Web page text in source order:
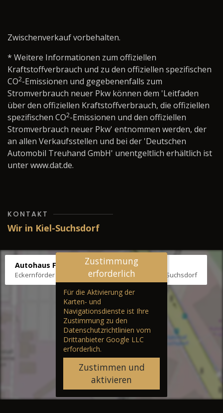
Zwischenverkauf vorbehalten.
* Weitere Informationen zum offiziellen
Kraftstoffverbrauch und zu den offiziellen spezifischen
CO2-Emissionen und gegebenenfalls zum
Stromverbrauch neuer Pkw können dem 'Leitfaden
über den offiziellen Kraftstoffverbrauch, die offiziellen
spezifischen CO2-Emissionen und den offiziellen
Stromverbrauch neuer Pkw' entnommen werden, der
an allen Verkaufsstellen und bei der 'Deutschen
Automobil Treuhand GmbH' unentgeltlich erhältlich ist
unter www.dat.de.
KONTAKT
Wir in Kiel-Suchsdorf
Autohaus Fräter
Eckernförder Str. /Klausbrooker Weg 1, 24107 Kiel-Suchsdorf
Zustimmung
erforderlich
Für die Aktivierung der
Karten- und
Navigationsdienste ist Ihre
Zustimmung zu den
Datenschutzrichtlinien vom
Drittanbieter Google LLC
erforderlich.
Zustimmen und
aktivieren